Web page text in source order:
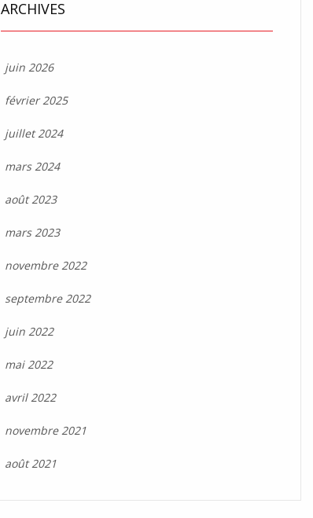
ARCHIVES
juin 2026
février 2025
juillet 2024
mars 2024
août 2023
mars 2023
novembre 2022
septembre 2022
juin 2022
mai 2022
avril 2022
novembre 2021
août 2021